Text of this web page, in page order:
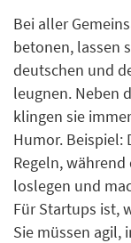
Bei aller
betonen, lassen
deutschen und
leugnen. Neben
klingen sie
Humor. Beispiel:
Regeln,
loslegen und
Für Startups ist,
Sie müssen agil,